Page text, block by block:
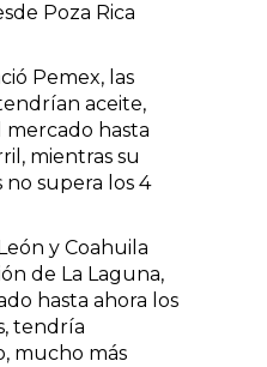
Poza Rica
Pemex, las
aceite,
hasta
mientras su
supera los 4
y Coahuila
de La Laguna,
hasta ahora los
tendría
mucho más